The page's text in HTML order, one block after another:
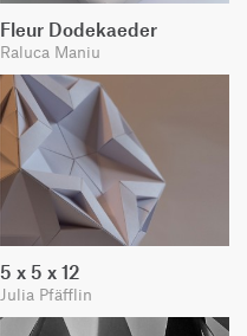
Fleur Dodekaeder
Raluca Maniu
5 x 5 x 12
Julia Pfäfflin